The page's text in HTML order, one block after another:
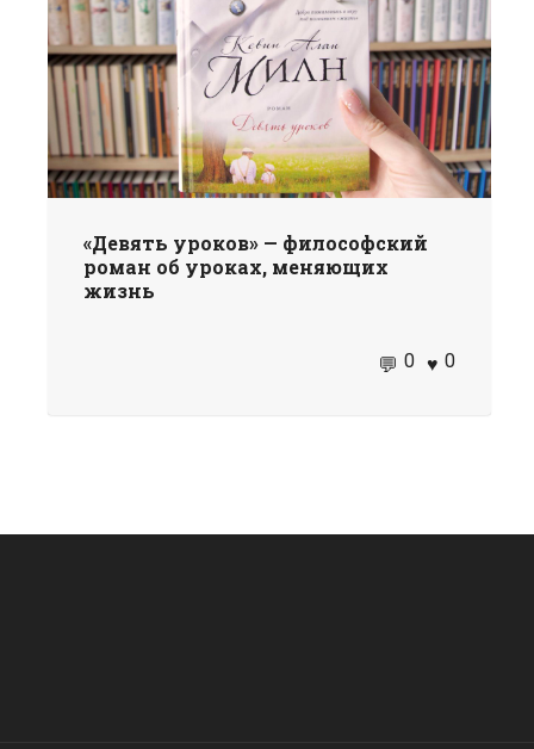
«Девять уроков» — философский
роман об уроках, меняющих
жизнь
0 0